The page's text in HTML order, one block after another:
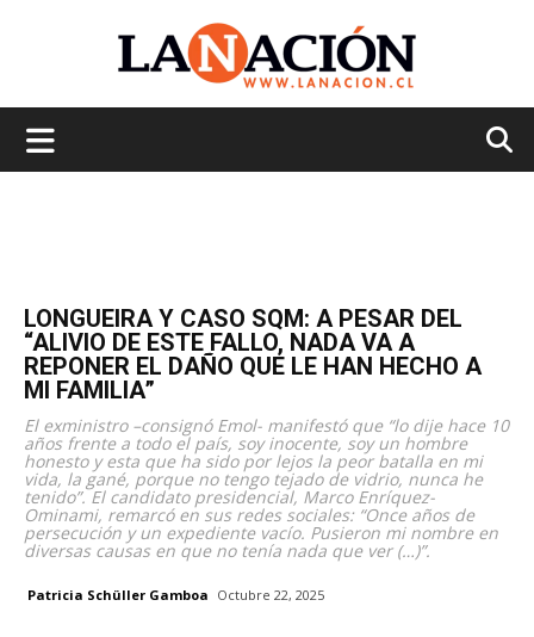
LONGUEIRA Y CASO SQM: A PESAR DEL
“ALIVIO DE ESTE FALLO, NADA VA A
REPONER EL DAÑO QUE LE HAN HECHO A
MI FAMILIA”
El exministro –consignó Emol- manifestó que “lo dije hace 10
años frente a todo el país, soy inocente, soy un hombre
honesto y esta que ha sido por lejos la peor batalla en mi
vida, la gané, porque no tengo tejado de vidrio, nunca he
tenido”. El candidato presidencial, Marco Enríquez-
Ominami, remarcó en sus redes sociales: “Once años de
persecución y un expediente vacío. Pusieron mi nombre en
diversas causas en que no tenía nada que ver (…)”.
Patricia Schüller Gamboa Octubre 22, 2025